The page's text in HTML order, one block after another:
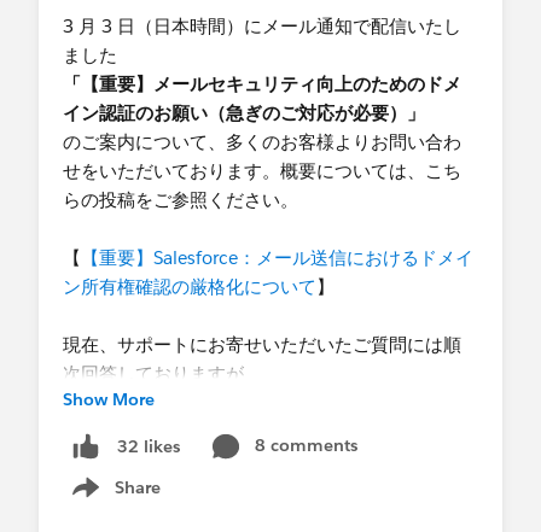
▼Summer '27 以降
なお、Summer '27 以降では、本設定／権限有無に
かかわらず SOAP API login() 自体が廃止予定とな
っており、API バージョン 31.0 ～ 64.0 の SOAP
API login() は利用不可となる予定でございます。
本件に関する詳細や、上記 FAQ 以外のご質問につ
ントではなく、弊社サポートまで直接お問い合わ
せをいただけますと幸いです。
をクリックしていただけますと励みになります！
引き続き、Salesforce をどうぞよろしくお願いいた
します。
3 月 3 日（日本時間）にメール通知で配信いたし
ました
「【重要】メールセキュリティ向上のためのドメ
イン認証のお願い（急ぎのご対応が必要）」
のご案内について、多くのお客様よりお問い合わ
せをいただいております。概要については、こち
らの投稿をご参照ください。
【
【重要】Salesforce：メール送信におけるドメイ
ン所有権確認の厳格化について 】
現在、サポートにお寄せいただいたご質問には順
次回答しておりますが、
まずは不明点を早く解消したいという皆さまのご
要望に応えるべく、特にお問い合わせの多い内容
をまとめました。
Show More
32 likes
8 comments
Share
Show menu